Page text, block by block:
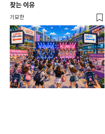
찾는 이유
기묘한